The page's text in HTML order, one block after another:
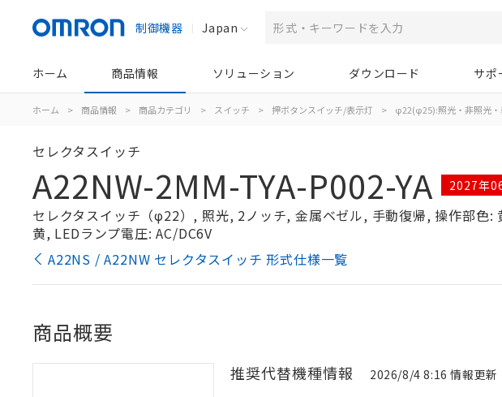
制御機器 Japan
ホーム 商品情報 ソリューション ダウンロード サポ
ホーム > 商品情報 > 商品カテゴリ > スイッチ > 押ボタンスイッチ/表示灯 > φ22(φ25):照光・非照光・
セレクタスイッチ
A22NW-2MM-TYA-P002-YA 2027年
セレクタスイッチ（φ22）, 照光, 2ノッチ, 金属ベゼル, 手動復帰, 操作部
黄, LEDランプ電圧: AC/DC6V
A22NS / A22NW セレクタスイッチ 形式仕様一覧
商品概要
推奨代替機種情報 2026/8/4 8:16 情報更新